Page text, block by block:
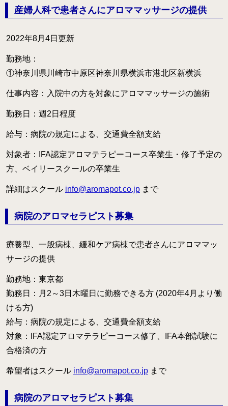
産婦人科で患者さんにアロママッサージの提供
2022年8月4日更新
勤務地：
①神奈川県川崎市中原区神奈川県横浜市港北区新横浜
仕事内容：入院中の方を対象にアロママッサージの施術
勤務日：週2日程度
給与：病院の規定による、交通費全額支給
対象者：IFA認定アロマテラピーコース卒業生・修了予定の
方、ベイリースクールの卒業生
詳細はスクール info@aromapot.co.jp まで
病院のアロマセラピスト募集
療養型、一般病棟、緩和ケア病棟で患者さんにアロママッ
サージの提供
勤務地：東京都
勤務日：月2～3日木曜日に勤務できる方 (2020年4月より働
ける方)
給与：病院の規定による、交通費全額支給
対象：IFA認定アロマテラピーコース修了、IFA本部試験に
合格済の方
希望者はスクール info@aromapot.co.jp まで
病院のアロマセラピスト募集